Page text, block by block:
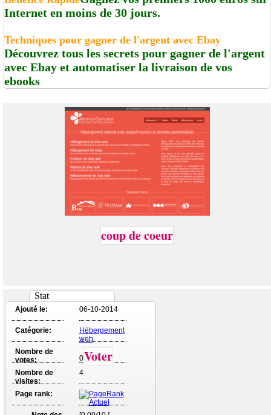
Internet en moins de 30 jours.
Techniques pour gagner de l'argent avec Ebay
Découvrez tous les secrets pour gagner de l'argent
avec Ebay et automatiser la livraison de vos
ebooks
coup de coeur
Stat
Ajouté le: 06-10-2014
Catégorie:
Hébergement
web
Nombre de
votes:
0Voter
Nombre de
visites:
4
Page rank: